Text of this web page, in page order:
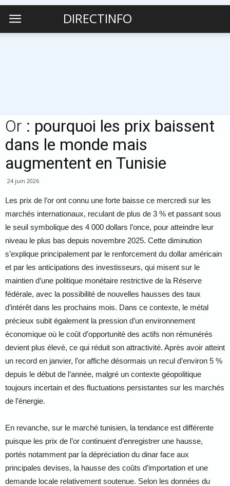
DIRECTINFO
Or : pourquoi les prix baissent
dans le monde mais
augmentent en Tunisie
24 juin 2026
Les prix de l’or ont connu une forte baisse ce mercredi sur les
marchés internationaux, reculant de plus de 3 % et passant sous
le seuil symbolique des 4 000 dollars l’once, pour atteindre leur
niveau le plus bas depuis novembre 2025. Cette diminution
s’explique principalement par le renforcement du dollar américain
et par les anticipations des investisseurs, qui misent sur le
maintien d’une politique monétaire restrictive de la Réserve
fédérale, avec la possibilité de nouvelles hausses des taux
d’intérêt dans les prochains mois. Dans ce contexte, le métal
précieux subit également la pression d’un environnement
économique où le coût d’opportunité des actifs non rémunérés
devient plus élevé, ce qui réduit son attractivité. Après avoir atteint
un record en janvier, l’or affiche désormais un recul d’environ 5 %
depuis le début de l’année, malgré un contexte géopolitique
toujours incertain et des fluctuations persistantes sur les marchés
de l’énergie.
En revanche, sur le marché tunisien, la tendance est différente
puisque les prix de l’or continuent d’enregistrer une hausse,
portés notamment par la dépréciation du dinar face aux
principales devises, la hausse des coûts d’importation et une
demande locale relativement soutenue. Selon les données du